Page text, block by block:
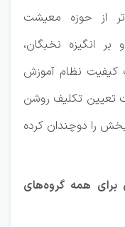
از حوزه معیشت
انگیزه نخبگان،
کیفیت نظام آموزش
تعیین تکلیف روشن
را دوچندان کرده
برای همه گروه‌های